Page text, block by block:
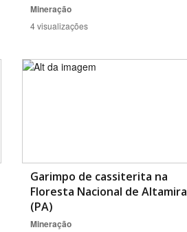
Mineração
4 visualizações
Garimpo de cassiterita na
Floresta Nacional de Altamira
(PA)
Mineração